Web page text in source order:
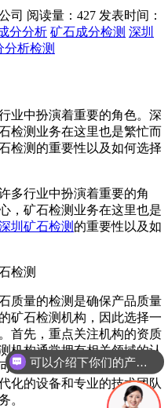
司 阅读量：427 发表时间：
分分析 矿石成分检测 深圳
分析检测
业中扮演着重要的角色。深
检测业务在这里也是繁忙而
检测的重要性以及如何选择
行业中扮演着重要的角
，矿石检测业务在这里也是
圳矿石检测 的重要性以及如
量的检测是确保产品质量
矿石检测机构，因此选择一
首先，重点关注机构的资质
机构通常拥有相关领域的认
。其次，了解机构的技术
化的设备和专业的技术团队
。
可以介绍下你们的产品么